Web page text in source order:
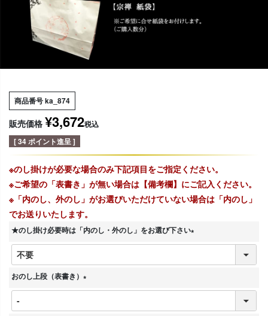
商品番号ka_874
販売価格 ¥3,672税込
[34ポイント進呈 ]
※のし掛けが必要な場合のみ下記項目をご指定ください。
※ご希望の「表書き」が無い場合は【備考欄】にご記入ください。
※「内のし、外のし」がお選びいただけていない場合は「内のし」
でお送りいたします。
★のし掛け必要時は「内のし・外のし」をお選び下さい
(
おのし上段（表書き）
(